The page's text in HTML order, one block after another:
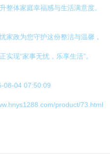
整体家庭幸福感与生活满意度。
家政为您守护这份整洁与温馨，
现“家事无忧，乐享生活”。
08-04 07:50:09
product/73.html